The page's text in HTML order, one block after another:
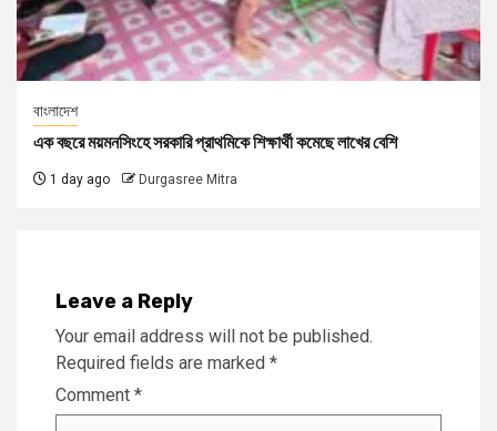
বাংলাদেশ
এক বছরে ময়মনসিংহে সরকারি প্রাথমিকে শিক্ষার্থী কমেছে লাখের বেশি
1 day ago Durgasree Mitra
Leave a Reply
Your email address will not be published.
Required fields are marked *
Comment *